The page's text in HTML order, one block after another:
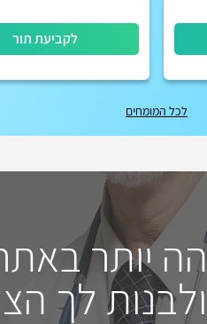
לקביעת תור
לכל המומחים
יותר
לך